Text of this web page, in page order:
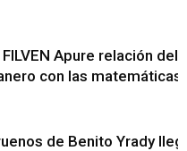
Apure relación del
con las matemáticas
de Benito Yrady